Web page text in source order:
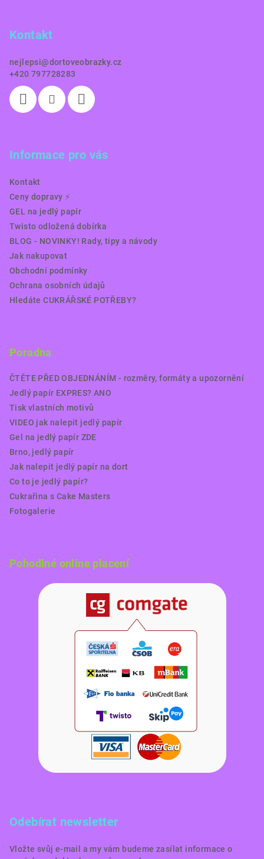
Kontakt
nejlepsi@dortoveobrazky.cz
+420 797728283
Informace pro vás
Kontakt
Ceny dopravy ⚡️
GEL na jedlý papír
Twisto odložená dobírka
BLOG - NOVINKY! Rady, tipy a návody
Jak nakupovat
Obchodní podmínky
Ochrana osobních údajů
Hledáte CUKRÁŘSKÉ POTŘEBY?
Poradna
ČTĚTE PŘED OBJEDNÁNÍM - rozměry, formáty a upozornění
Jedlý papír EXPRES? ANO
Tisk vlastních motivů
VIDEO jak nalepit jedlý papír
Gel na jedlý papír ZDE
Brno, jedlý papír
Jak nalepit jedlý papír na dort
Co to je jedlý papír?
Cukrařina s Cake Masters
Fotogalerie
Pohodlné online placení
Odebírat newsletter
Vložte svůj e-mail a my vám budeme zasílat informace o